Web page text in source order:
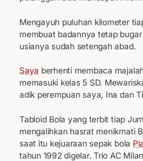
Mengayuh puluhan kilometer
membuat badannya tetap
usianya sudah setengah abad.
Saya berhenti membaca
memasuki kelas 5 SD.
adik perempuan saya, Ina dan
Tabloid Bola yang terbit tiap
mengalihkan hasrat menikmati
saat itu kejuaraan sepak bola
tahun 1992 digelar. Trio AC